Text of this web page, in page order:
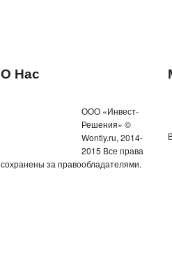
О Нас
ООО «Инвест-
Решения» ©
Wontly.ru, 2014-
2015 Все права
сохранены за правообладателями.